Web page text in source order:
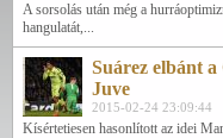
A sorsolás után még a
hangulatát,...
Suárez elbánt
Juve
2015-02-24 23:09:44
Kísértetiesen hasonlított az idei